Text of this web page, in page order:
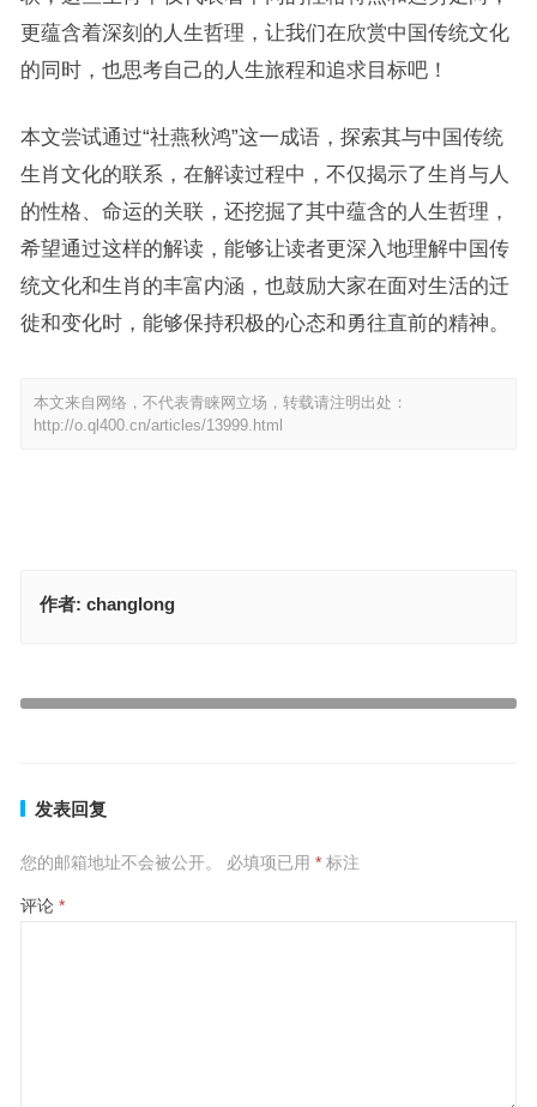
更蕴含着深刻的人生哲理，让我们在欣赏中国传统文化
的同时，也思考自己的人生旅程和追求目标吧！
本文尝试通过“社燕秋鸿”这一成语，探索其与中国传统
生肖文化的联系，在解读过程中，不仅揭示了生肖与人
的性格、命运的关联，还挖掘了其中蕴含的人生哲理，
希望通过这样的解读，能够让读者更深入地理解中国传
统文化和生肖的丰富内涵，也鼓励大家在面对生活的迁
徙和变化时，能够保持积极的心态和勇往直前的精神。
本文来自网络，不代表青睐网立场，转载请注明出处：
http://o.ql400.cn/articles/13999.html
作者: changlong
发表回复
您的邮箱地址不会被公开。 必填项已用 *标注
评论 *